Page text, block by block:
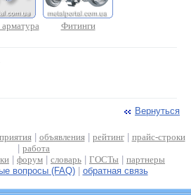
Фитинги
Вернуться
| объявления| рейтинг| прайс-строки
работа
форум словарь ГОСТы
партнеры
вопросы (FAQ)| обратная связь